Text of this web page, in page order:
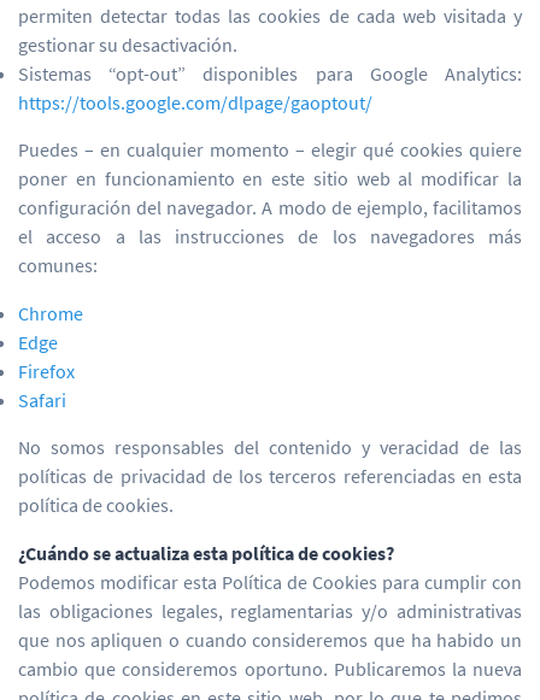
permiten detectar todas las cookies de cada web visitada y
gestionar su desactivación.
Sistemas “opt-out” disponibles para Google Analytics:
https://tools.google.com/dlpage/gaoptout/
Puedes – en cualquier momento – elegir qué cookies quiere
poner en funcionamiento en este sitio web al modificar la
configuración del navegador. A modo de ejemplo, facilitamos
el acceso a las instrucciones de los navegadores más
comunes:
Chrome
Edge
Firefox
Safari
No somos responsables del contenido y veracidad de las
políticas de privacidad de los terceros referenciadas en esta
política de cookies.
¿Cuándo se actualiza esta política de cookies?
Podemos modificar esta Política de Cookies para cumplir con
las obligaciones legales, reglamentarias y/o administrativas
que nos apliquen o cuando consideremos que ha habido un
cambio que consideremos oportuno. Publicaremos la nueva